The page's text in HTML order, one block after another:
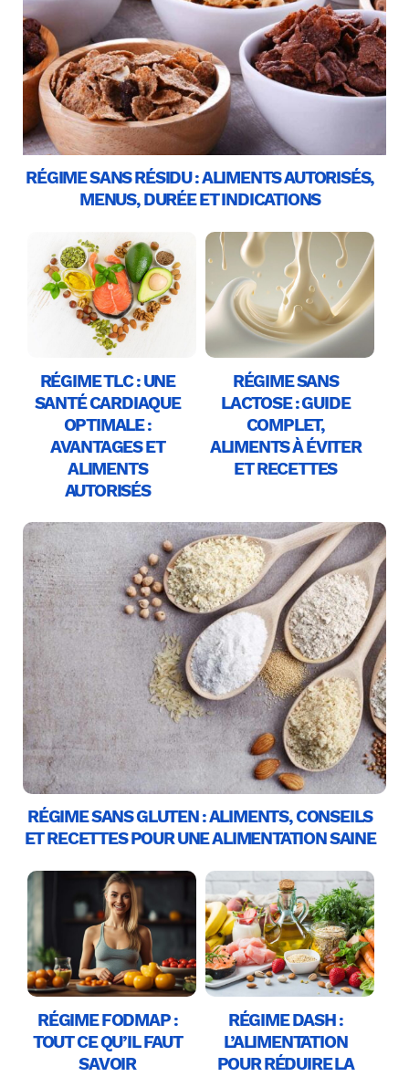
RÉGIME SANS RÉSIDU : ALIMENTS AUTORISÉS,
MENUS, DURÉE ET INDICATIONS
RÉGIME TLC : UNE
SANTÉ CARDIAQUE
OPTIMALE :
AVANTAGES ET
ALIMENTS
AUTORISÉS
RÉGIME SANS
LACTOSE : GUIDE
COMPLET,
ALIMENTS À ÉVITER
ET RECETTES
RÉGIME SANS GLUTEN : ALIMENTS, CONSEILS
ET RECETTES POUR UNE ALIMENTATION SAINE
RÉGIME FODMAP :
TOUT CE QU’IL FAUT
SAVOIR
RÉGIME DASH :
L’ALIMENTATION
POUR RÉDUIRE LA